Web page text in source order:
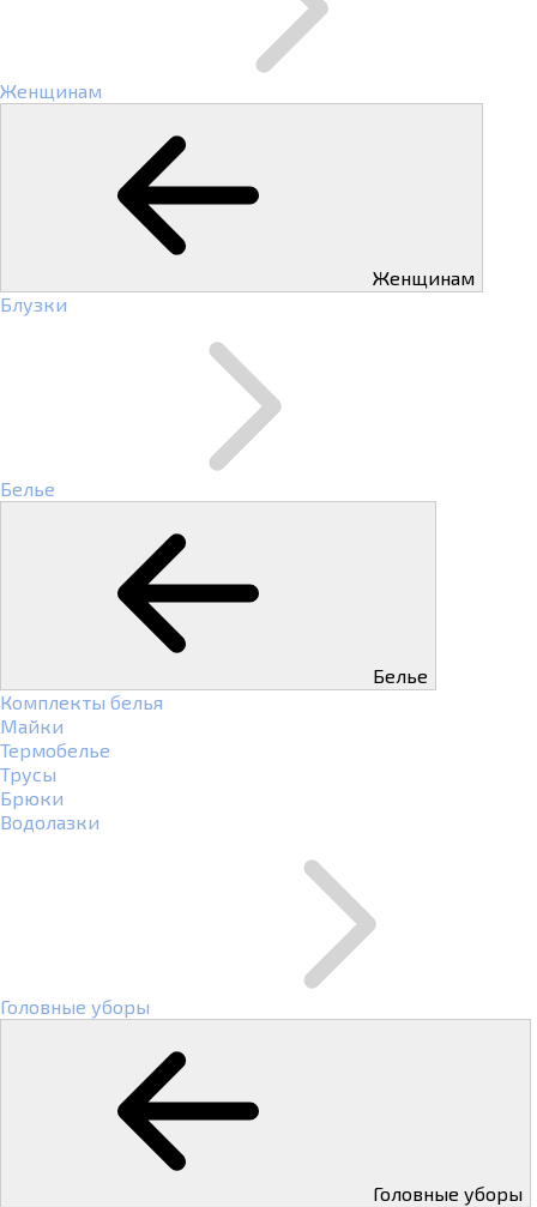
Женщинам
Женщинам
Блузки
Белье
Белье
Комплекты белья
Майки
Термобелье
Трусы
Брюки
Водолазки
Головные уборы
Головные уборы